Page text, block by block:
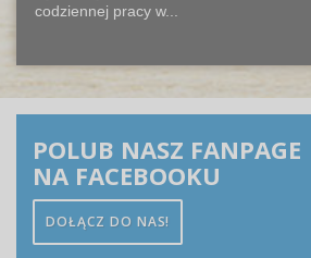
codziennej pracy w...
POLUB NASZ FANPAGE
NA FACEBOOKU
DOŁĄCZ DO NAS!